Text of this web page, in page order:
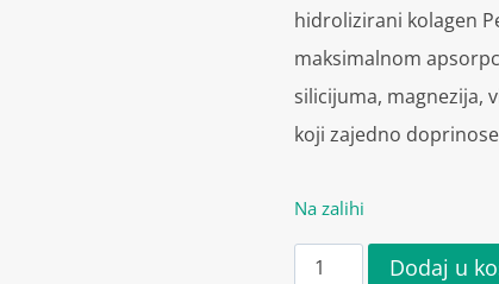
hidrolizirani kolagen
maksimalnom
silicijuma, magnezija,
koji zajedno
Na zalihi
Weider
Dodaj u